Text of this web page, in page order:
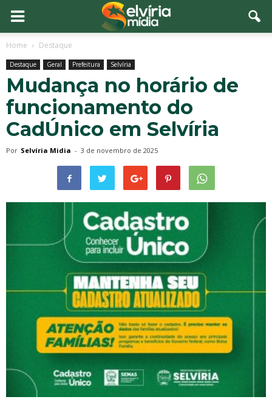
Home Destaque
Destaque Geral Prefeitura Selvíria
Mudança no horário de
funcionamento do
CadÚnico em Selvíria
Por Selvíria Midia - 3 de novembro de 2025